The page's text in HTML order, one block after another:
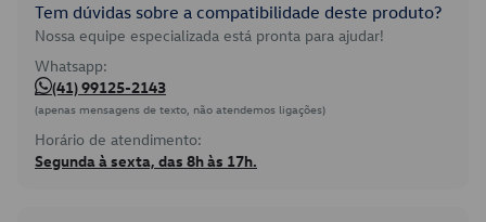
Tem dúvidas sobre a compatibilidade deste produto?
Nossa equipe especializada está pronta para ajudar!
Whatsapp:
(41) 99125-2143
(apenas mensagens de texto, não atendemos ligações)
Horário de atendimento:
Segunda à sexta, das 8h às 17h.